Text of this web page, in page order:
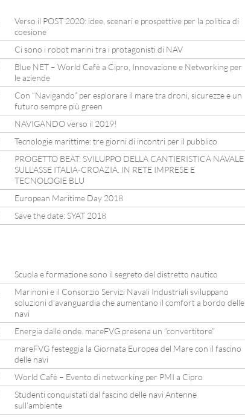
Verso il POST 2020: idee, scenari e prospettive per la politica di
coesione
Ci sono i robot marini tra i protagonisti di NAV
Blue NET – World Cafè a Cipro, Innovazione e Networking per
le aziende
Con “Navigando” per esplorare il mare tra droni, sicurezze e un
futuro sempre più green
NAVIGANDO verso il 2019!
Tecnologie marittime: tre giorni di incontri per il pubblico
PROGETTO BEAT: SVILUPPO DELLA CANTIERISTICA NAVALE
SULL’ASSE ITALIA-CROAZIA. IN RETE IMPRESE E
TECNOLOGIE BLU
European Maritime Day 2018
Save the date: SYAT 2018
Scuola e formazione sono il segreto del distretto nautico
Marinoni e il Consorzio Servizi Navali Industriali sviluppano
soluzioni d’avanguardia che aumentano il comfort a bordo delle
navi
Energia dalle onde. mareFVG presena un “convertitore”
mareFVG festeggia la Giornata Europea del Mare con il fascino
delle navi
World Cafè – Evento di networking per PMI a Cipro
Studenti conquistati dal fascino delle navi Antenne
sull’ambiente